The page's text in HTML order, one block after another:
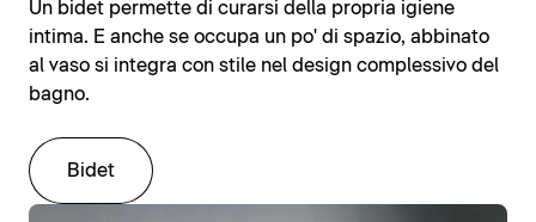
Un bidet permette di curarsi della propria igiene
intima. E anche se occupa un po' di spazio, abbinato
al vaso si integra con stile nel design complessivo del
bagno.
Bidet